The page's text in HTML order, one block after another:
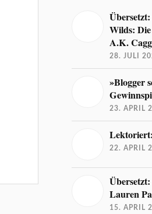
Wilds:
A.K.
28. JULI
»Blogger
23. APRIL
22. APRIL
Lauren
15. APRIL